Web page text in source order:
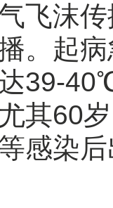
飞沫
。起
39-
其60
感染